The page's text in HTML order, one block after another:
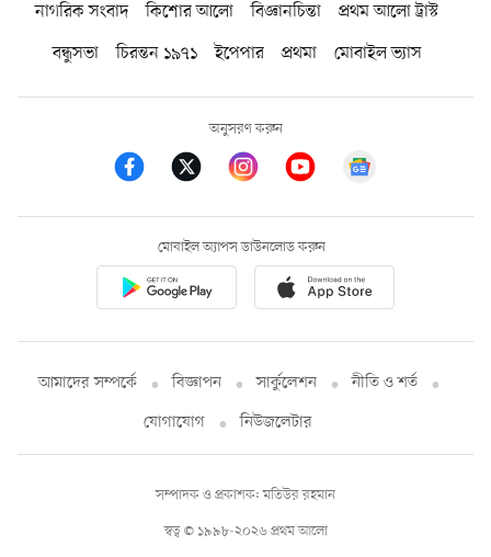
নাগরিক সংবাদ কিশোর আলো বিজ্ঞানচিন্তা
প্রথম আলো ট্রাস্ট
বন্ধুসভা
চিরন্তন ১৯৭১ ইপেপার প্রথমা মোবাইল ভ্যাস
অনুসরণ করুন
মোবাইল অ্যাপস ডাউনলোড করুন
আমাদের সম্পর্কে বিজ্ঞাপন সার্কুলেশন
নীতি ও শর্ত
যোগাযোগ
নিউজলেটার
স্বত্ব © ১৯৯৮-২০২৬ প্রথম আলো
সম্পাদক ও প্রকাশক: মতিউর রহমান